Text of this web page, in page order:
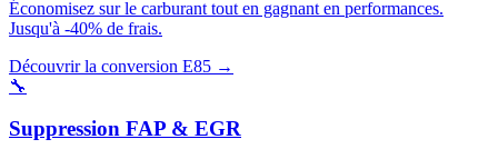
Économisez sur le carburant tout en gagnant en performances.
Jusqu'à -40% de frais.
Découvrir la conversion E85 →
🔧
Suppression FAP & EGR